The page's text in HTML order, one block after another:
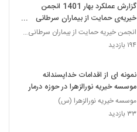
گزارش عملکرد بهار 1401 انجمن
خیریه‌ی حمایت از بیماران سرطانی
صبای شهرستان بوکان
انجمن خیریه حمایت از بیماران سرطانی صبا
۱۹۴ بازدید
نمونه ای از اقدامات خداپسندانه
موسسه خیریه نورالزهرا در حوزه درمان
موسسه خیریه نورالزهرا (س)
۳۳ بازدید